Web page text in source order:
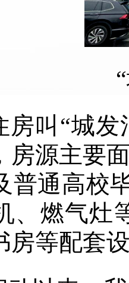
房叫“城
房源主要
普通高校
、燃气灶
房等配套